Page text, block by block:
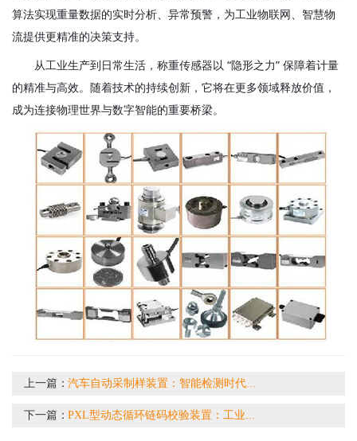
算法实现重量数据的实时分析、异常预警，为工业物联网、智慧物
流提供更精准的决策支持。
的精准与高效。随着技术的持续创新，它将在更多领域释放价值，
成为连接物理世界与数字智能的重要桥梁。
上一篇：汽车自动采制样装置：智能检测时代...
下一篇：PXL型动态循环链码校验装置：工业...